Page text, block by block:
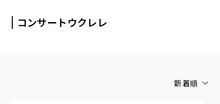
コンサートウクレレ
新着順